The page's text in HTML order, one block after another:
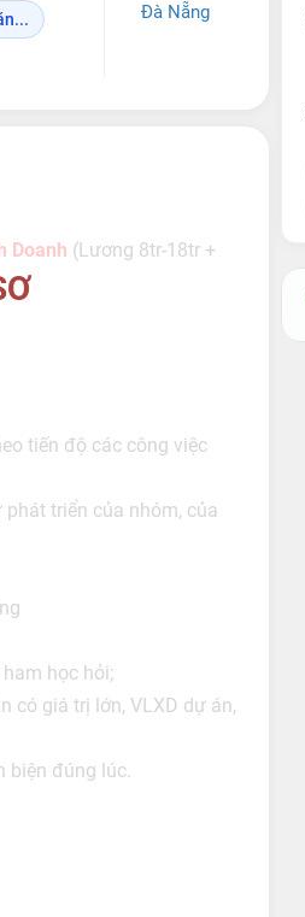
Đà Nẵng
Doanh (Lương 8tr-18tr +
tiến độ các công việc
triển của nhóm, của
học hỏi;
có giá trị lớn, VLXD dự án,
biện đúng lúc.